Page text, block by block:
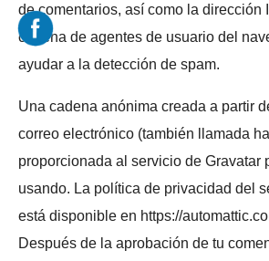
de comentarios, así como la dirección
cadena de agentes de usuario del
ayudar a la detección de spam.
Una cadena anónima creada a partir
correo electrónico (también llamada
proporcionada al servicio de Gravatar
usando. La política de privacidad del
está disponible en https://
Después de la aprobación de tu